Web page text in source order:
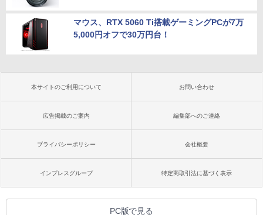
マウス、RTX 5060 Ti搭載ゲーミングPCが7万
5,000円オフで30万円台！
本サイトのご利用について お問い合わせ
広告掲載のご案内 編集部へのご連絡
プライバシーポリシー 会社概要
インプレスグループ 特定商取引法に基づく表示
PC版で見る